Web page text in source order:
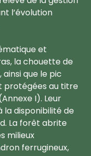
l’évolution
et
la chouette de
que le pic
protégées au titre
I). Leur
disponibilité de
La forêt abrite
milieux
ferrugineux,